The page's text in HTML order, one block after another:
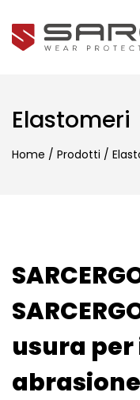
Elastomeri
Home / Prodotti /
usura